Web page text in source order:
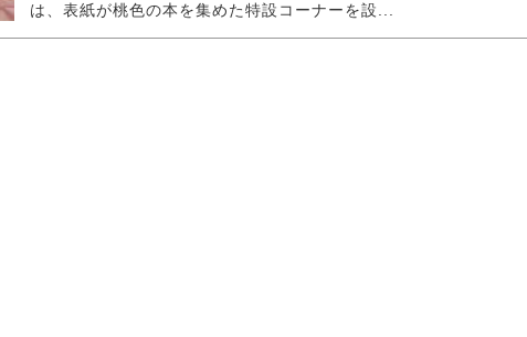
は、表紙が桃色の本を集めた特設コーナーを設...